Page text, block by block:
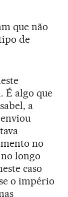
que não
de
É algo que
a
no
no longo
caso
o império